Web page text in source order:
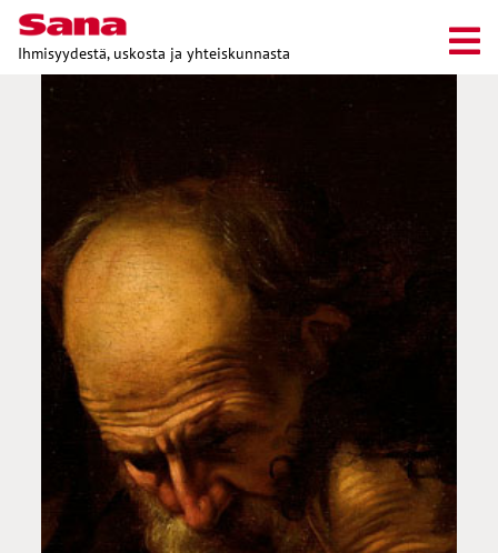
Ihmisyydestä, uskosta ja yhteiskunnasta